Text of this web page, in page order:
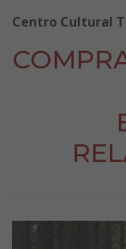
Centro Cultural